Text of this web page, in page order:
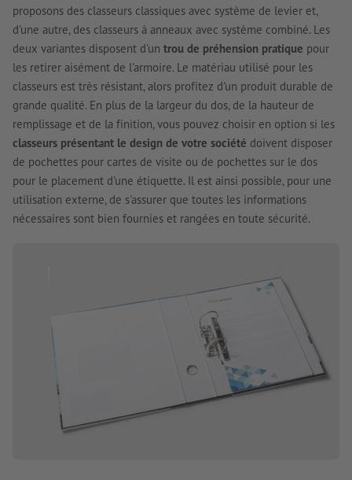
proposons des classeurs classiques avec système de levier et,
d'une autre, des classeurs à anneaux avec système combiné. Les
deux variantes disposent d'un trou de préhension pratique pour
les retirer aisément de l'armoire. Le matériau utilisé pour les
classeurs est très résistant, alors profitez d'un produit durable de
grande qualité. En plus de la largeur du dos, de la hauteur de
remplissage et de la finition, vous pouvez choisir en option si les
classeurs présentant le design de votre société doivent disposer
de pochettes pour cartes de visite ou de pochettes sur le dos
pour le placement d'une étiquette. Il est ainsi possible, pour une
utilisation externe, de s'assurer que toutes les informations
nécessaires sont bien fournies et rangées en toute sécurité.